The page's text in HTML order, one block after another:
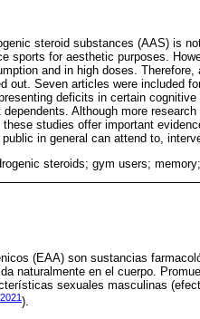
steroid substances (AAS) is
sports for aesthetic purposes.
and in high doses.
out. Seven articles were included
deficits in certain
Although more
studies offer important
in general can attend to,
steroids; gym users;
(EAA) son sustancias
naturalmente en el cuerpo.
sexuales masculinas
).